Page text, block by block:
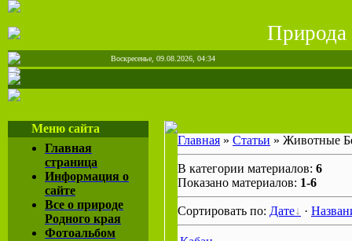
Природа
Воскресенье, 09.08.2026, 04:34
Меню сайта
Главная
страница
Информация о
сайте
Все о природе
Родного края
Фотоальбом
Главная » Статьи » Животные
В категории материалов: 6
Показано материалов: 1-6
Сортировать по: Дате ·